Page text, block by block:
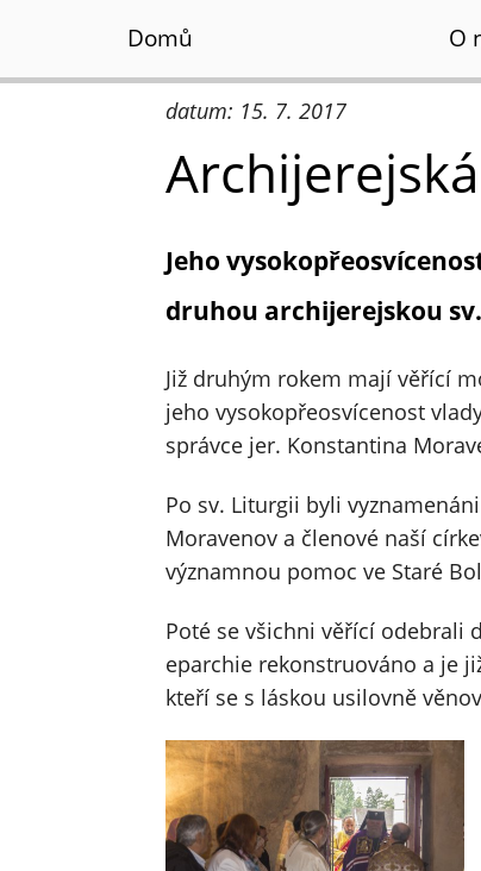
Domů O
datum: 15. 7. 2017
Jeho
druhou archijerejskou
Již druhým rokem mají věřící
jeho vysokopřeosvícenost
správce jer. Konstantina
Po sv. Liturgii byli
Moravenov a členové naší
významnou pomoc ve Staré
Poté se všichni věřící odebrali
eparchie rekonstruováno a je
kteří se s láskou usilovně